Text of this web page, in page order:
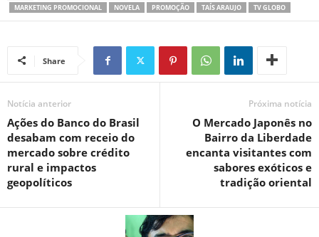
MARKETING PROMOCIONAL
NOVELA PROMOÇÃO TAÍS ARAUJO TV GLOBO
Share
Notícia anterior
Ações do Banco do Brasil
desabam com receio do
mercado sobre crédito
rural e impactos
geopolíticos
Próxima notícia
O Mercado Japonês no
Bairro da Liberdade
encanta visitantes com
sabores exóticos e
tradição oriental